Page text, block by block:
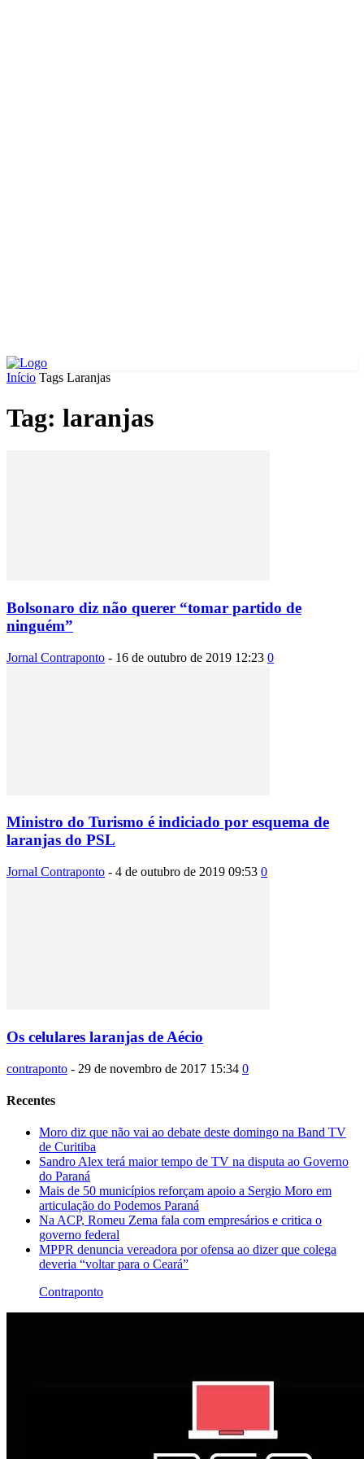
Início Tags Laranjas
Tag: laranjas
Bolsonaro diz não querer “tomar partido de
ninguém”
Jornal Contraponto - 16 de outubro de 2019 12:23 0
Ministro do Turismo é indiciado por esquema de
laranjas do PSL
Jornal Contraponto - 4 de outubro de 2019 09:53 0
Os celulares laranjas de Aécio
contraponto - 29 de novembro de 2017 15:34 0
Recentes
Moro diz que não vai ao debate deste domingo na Band TV
de Curitiba
Sandro Alex terá maior tempo de TV na disputa ao Governo
do Paraná
Mais de 50 municípios reforçam apoio a Sergio Moro em
articulação do Podemos Paraná
Na ACP, Romeu Zema fala com empresários e critica o
governo federal
MPPR denuncia vereadora por ofensa ao dizer que colega
deveria “voltar para o Ceará”
Contraponto